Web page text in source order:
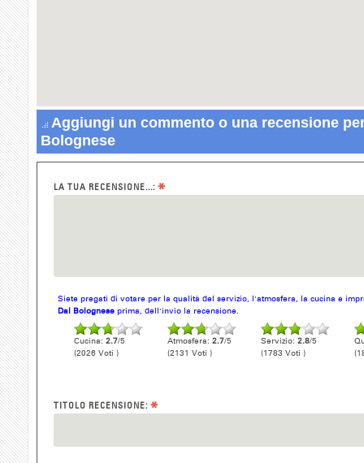
Aggiungi un commento o una recensione
Bolognese
LA TUA RECENSIONE...: *
Siete pregati di votare per la qualità del servizio, l'atmosfera, la cucina e
Dal Bolognese prima, dell'invio la recensione.
Cucina: 2.7/5
(2026 Voti )
Atmosfera: 2.7/5
(2131 Voti )
Servizio: 2.8/5
(1783 Voti )
TITOLO RECENSIONE: *